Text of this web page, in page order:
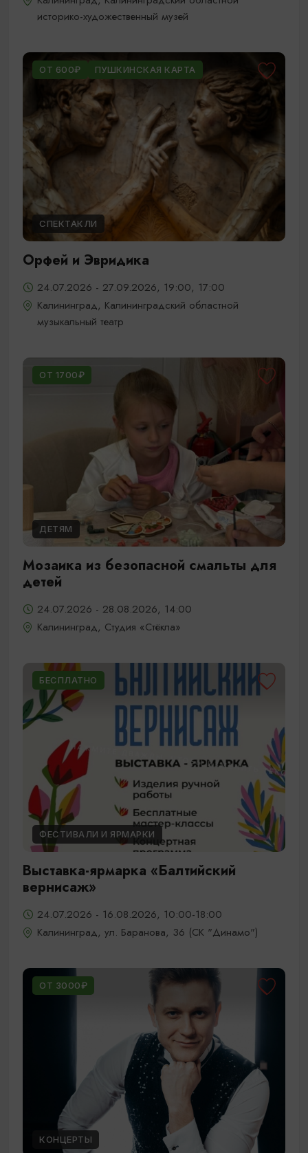
историко-художественный музей
ОТ 600₽ ПУШКИНСКАЯ КАРТА
СПЕКТАКЛИ
Орфей и Эвридика
24.07.2026 - 27.09.2026, 19:00, 17:00
Калининград, Калининградский областной
музыкальный театр
ОТ 1700₽
ДЕТЯМ
Мозаика из безопасной смальты для
детей
24.07.2026 - 28.08.2026, 14:00
Калининград, Студия «Стёкла»
БЕСПЛАТНО
ФЕСТИВАЛИ И ЯРМАРКИ
Выставка-ярмарка «Балтийский
вернисаж»
24.07.2026 - 16.08.2026, 10:00-18:00
Калининград, ул. Баранова, 36 (СК "Динамо")
ОТ 3000₽
КОНЦЕРТЫ